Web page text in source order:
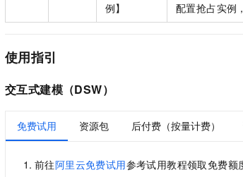
例】
配置抢占实例
使用指引
交互式建模（DSW）
免费试用 资源包 后付费（按量计费）
前往阿里云免费试用参考试用教程领取免费额